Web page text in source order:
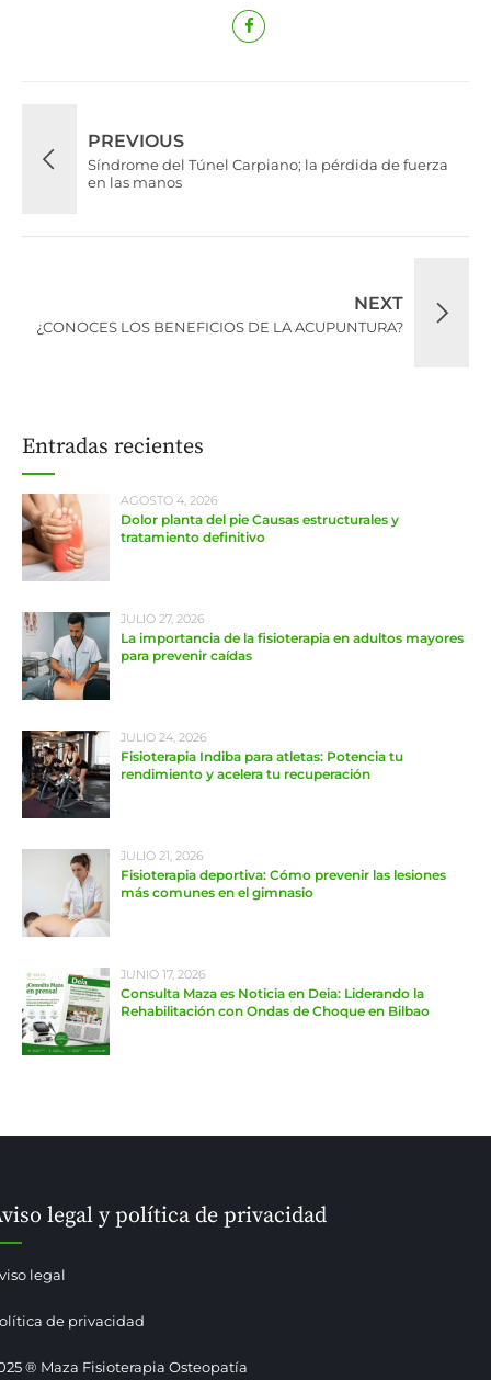
PREVIOUS
Síndrome del Túnel Carpiano; la pérdida de fuerza
en las manos
NEXT
¿CONOCES LOS BENEFICIOS DE LA ACUPUNTURA?
Entradas recientes
AGOSTO 4, 2026
Dolor planta del pie Causas estructurales y
tratamiento definitivo
JULIO 27, 2026
La importancia de la fisioterapia en adultos mayores
para prevenir caídas
JULIO 24, 2026
Fisioterapia Indiba para atletas: Potencia tu
rendimiento y acelera tu recuperación
JULIO 21, 2026
Fisioterapia deportiva: Cómo prevenir las lesiones
más comunes en el gimnasio
JUNIO 17, 2026
Consulta Maza es Noticia en Deia: Liderando la
Rehabilitación con Ondas de Choque en Bilbao
legal y política de privacidad
legal
de privacidad
® Maza Fisioterapia Osteopatía